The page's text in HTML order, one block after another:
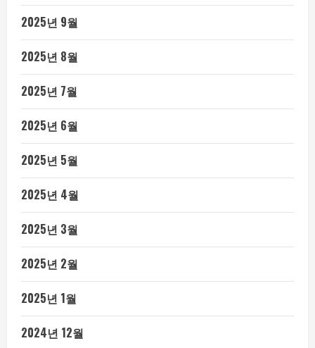
2025년 9월
2025년 8월
2025년 7월
2025년 6월
2025년 5월
2025년 4월
2025년 3월
2025년 2월
2025년 1월
2024년 12월